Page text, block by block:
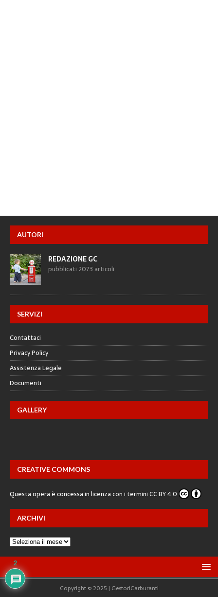
AUTORI
REDAZIONE GC
pubblicati 2073 articoli
SERVIZI
Contattaci
Privacy Policy
Assistenza Legale
Documenti
GALLERY
CREATIVE COMMONS
Questa opera è concessa in licenza con i terminiCC BY 4.0
ARCHIVI
Copyright © 2025 | GestoriCarburanti
2